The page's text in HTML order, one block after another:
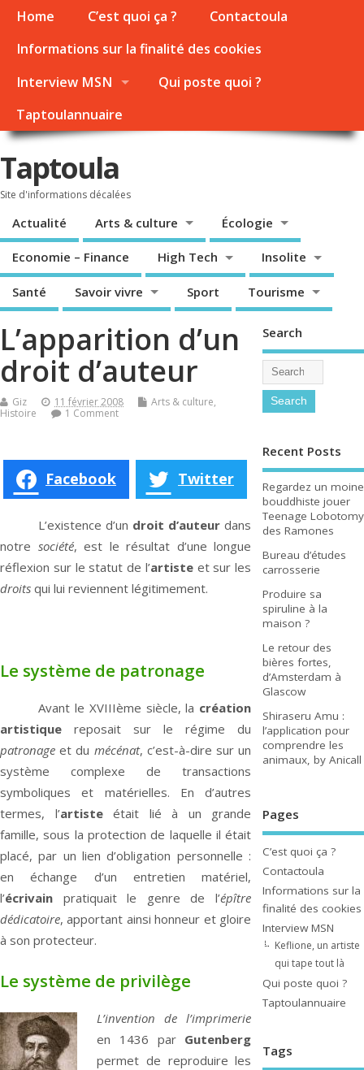
Home C’est quoi ça ?
Contactoula
Informations sur la finalité des cookies
Interview MSN
Qui poste quoi ?
Taptoulannuaire
Taptoula
Site d'informations décalées
Actualité Arts & culture Écologie
Economie – Finance High Tech Insolite
Santé Savoir vivre Sport Tourisme
L’apparition d’un
droit d’auteur
Giz 11 février 2008 Arts & culture,
Histoire
1 Comment
Facebook Twitter
L’existence d’un droit d’auteur dans
notre société, est le résultat d’une longue
réflexion sur le statut de l’artisteet sur les
droits qui lui reviennent légitimement.
Le système de patronage
Avant le XVIIIème siècle, la création
artistique reposait sur le régime du
patronage et du mécénat, c’est-à-dire sur un
système complexe de transactions
symboliques et matérielles. En d’autres
termes, l’artisteétait lié à un grande
famille, sous la protection de laquelle il était
placé, par un lien d’obligation personnelle :
en échange d’un entretien matériel,
l’écrivain pratiquait le genre de l’épître
dédicatoire, apportant ainsi honneur et gloire
à son protecteur.
Le système de privilège
L’invention de l’imprimerie
en 1436 par Gutenberg
permet de reproduire les
Search
Recent Posts
Regardez un moine
bouddhiste jouer
Teenage Lobotomy
des Ramones
Bureau d’études
carrosserie
Produire sa
spiruline à la
maison ?
Le retour des
bières fortes,
d’Amsterdam à
Glascow
Shiraseru Amu :
l’application pour
comprendre les
animaux, by Anicall
Pages
C’est quoi ça ?
Contactoula
Informations sur la
finalité des cookies
Interview MSN
Keflione, un artiste
qui tape tout là
Qui poste quoi ?
Taptoulannuaire
Tags